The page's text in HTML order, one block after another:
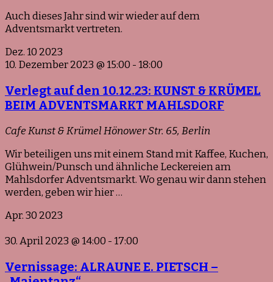
Auch dieses Jahr sind wir wieder auf dem
Adventsmarkt vertreten.
Dez.10 2023
10. Dezember 2023 @ 15:00 -18:00
Verlegt auf den 10.12.23: KUNST & KRÜMEL
BEIM ADVENTSMARKT MAHLSDORF
Cafe Kunst & KrümelHönower Str. 65, Berlin
Wir beteiligen uns mit einem Stand mit Kaffee, Kuchen,
Glühwein/Punsch und ähnliche Leckereien am
Mahlsdorfer Adventsmarkt. Wo genau wir dann stehen
werden, geben wir hier …
Apr.30 2023
30. April 2023 @ 14:00 -17:00
Vernissage: ALRAUNE E. PIETSCH –